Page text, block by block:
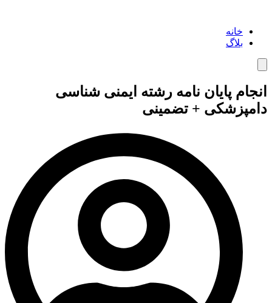
خانه
بلاگ
انجام پایان نامه رشته ایمنی شناسی
دامپزشکی + تضمینی